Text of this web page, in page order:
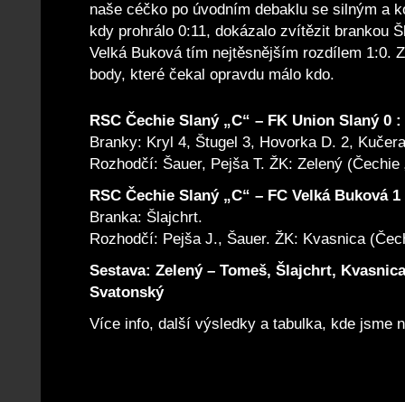
naše céčko po úvodním debaklu se silným a
kdy prohrálo 0:11, dokázalo zvítězit brankou
Velká Buková tím nejtěsnějším rozdílem 1:0.
body, které čekal opravdu málo kdo.
RSC Čechie Slaný „C“ – FK Union Slaný 0 :
Branky: Kryl 4, Štugel 3, Hovorka D. 2,
Rozhodčí: Šauer, Pejša T. ŽK: Zelený (Čechie
RSC Čechie Slaný „C“ – FC Velká Buková
Branka: Šlajchrt.
Rozhodčí: Pejša J., Šauer. ŽK: Kvasnica
Sestava: Zelený – Tomeš, Šlajchrt,
Svatonský
Více info, další výsledky a tabulka, kde jsme